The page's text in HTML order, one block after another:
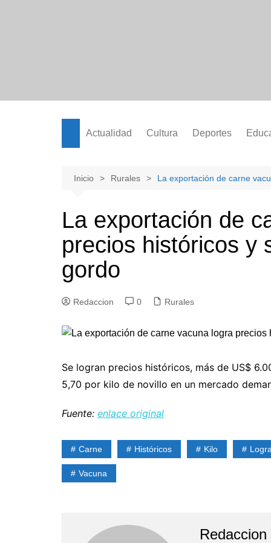
Actualidad Cultura Deportes
Inicio Rurales La exportación de carne
La exportación de
precios históricos y
gordo
Redaccion 0 Rurales
Se logran precios históricos, más de US$
5,70 por kilo de novillo en un mercado
Fuente: enlace original
Carne Históricos Kilo
Vacuna
Redaccion